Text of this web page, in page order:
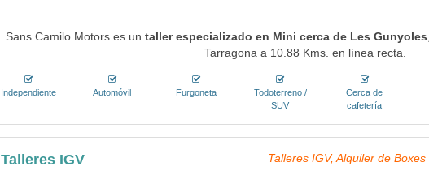
Sans Camilo Motors es un taller especializado en Mini cerca de Les Gunyoles
Tarragona a 10.88 Kms. en línea recta.
Independiente Automóvil Furgoneta
Todoterreno /
SUV
Cerca de
cafetería
Talleres IGV Talleres IGV, Alquiler de